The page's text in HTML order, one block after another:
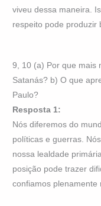
viveu dessa maneira.
respeito pode produzir
9, 10 (a) Por que mais
Satanás? b) O que
Paulo?
Resposta 1:
Nós diferemos do
políticas e guerras.
nossa lealdade
posição pode trazer
confiamos plenamente